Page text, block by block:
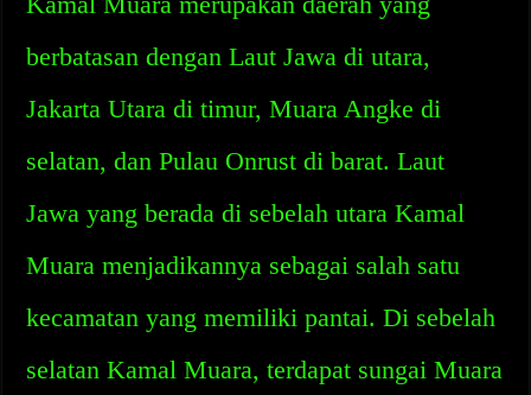
berbatasan dengan Laut Jawa di utara,
Jakarta Utara di timur, Muara Angke di
selatan, dan Pulau Onrust di barat. Laut
Jawa yang berada di sebelah utara Kamal
Muara menjadikannya sebagai salah satu
kecamatan yang memiliki pantai. Di sebelah
selatan Kamal Muara, terdapat sungai Muara